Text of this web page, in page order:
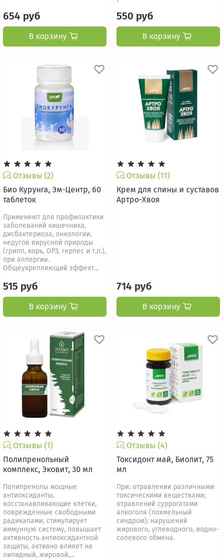
654 руб
В корзину
550 руб
В корзину
Отзывы (2)
Био Курунга, Эм-Центр, 60
таблеток
Применяют для профилактики
заболеваний кишечника,
дисбактериоза, онкологии,
недугов вирусной природы
(грипп, корь, ОРЗ, герпес и т.п.),
при аллергии.
Общеукрепляющий эффект...
515 руб
В корзину
Отзывы (11)
Крем для спины и суставов
Артро-Хвоя
714 руб
В корзину
Отзывы (1)
Полипренольный
комплекс, Эковит, 30 мл
Полипренолы мощные
антиоксиданты,
восстанавливающие клетки,
поврежденные свободными
радикалами, стимулирует
иммунную систему, повышает
активность антиоксидантной
защиты, активно влияет на
липидный, жировой,...
Отзывы (4)
Токсидонт май, Биолит, 75
мл
При: отравлении различными
токсическими веществами;
отравлений суррогатами
алкоголя (похмельный
синдром); нарушений
жирового, углеводного, водно-
солевого обмена.